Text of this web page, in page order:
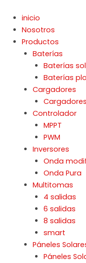
contenido
inicio
Nosotros
Productos
Baterías
Baterías
Baterías
Cargadores
Controlador
MPPT
PWM
Inversores
Onda
Onda Pura
Multitomas
4 salidas
6 salidas
8 salidas
smart
Páneles
Páneles